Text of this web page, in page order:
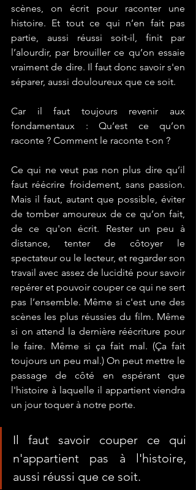
scènes, on écrit pour raconter une
histoire. Et tout ce qui n’en fait pas
partie, aussi réussi soit-il, finit par
l’alourdir, par brouiller ce qu’on essaie
vraiment de dire. Il faut donc savoir s'en
séparer, aussi douloureux que ce soit.
Car il faut toujours revenir aux
fondamentaux : Qu’est ce qu’on
raconte ? Comment le raconte t-on ?
Ce qui ne veut pas non plus dire qu’il
faut réécrire froidement, sans passion.
Mais il faut, autant que possible, éviter
de tomber amoureux de ce qu’on fait,
de ce qu'on écrit. Rester un peu à
distance, tenter de côtoyer le
spectateur ou le lecteur, et regarder son
travail avec assez de lucidité pour savoir
repérer et pouvoir couper ce qui ne sert
pas l’ensemble. Même si c'est une des
scènes les plus réussies du film. Même
si on attend la dernière réécriture pour
le faire. Même si ça fait mal. (Ça fait
toujours un peu mal.) On peut mettre le
passage de côté en espérant que
l'histoire à laquelle il appartient viendra
un jour toquer à notre porte.
Il faut savoir couper ce qui
n'appartient pas à l'histoire,
aussi réussi que ce soit.